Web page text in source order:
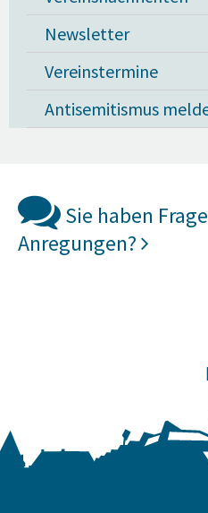
Newsletter
Vereinstermine
Antisemitismus
Sie haben
Anregungen?